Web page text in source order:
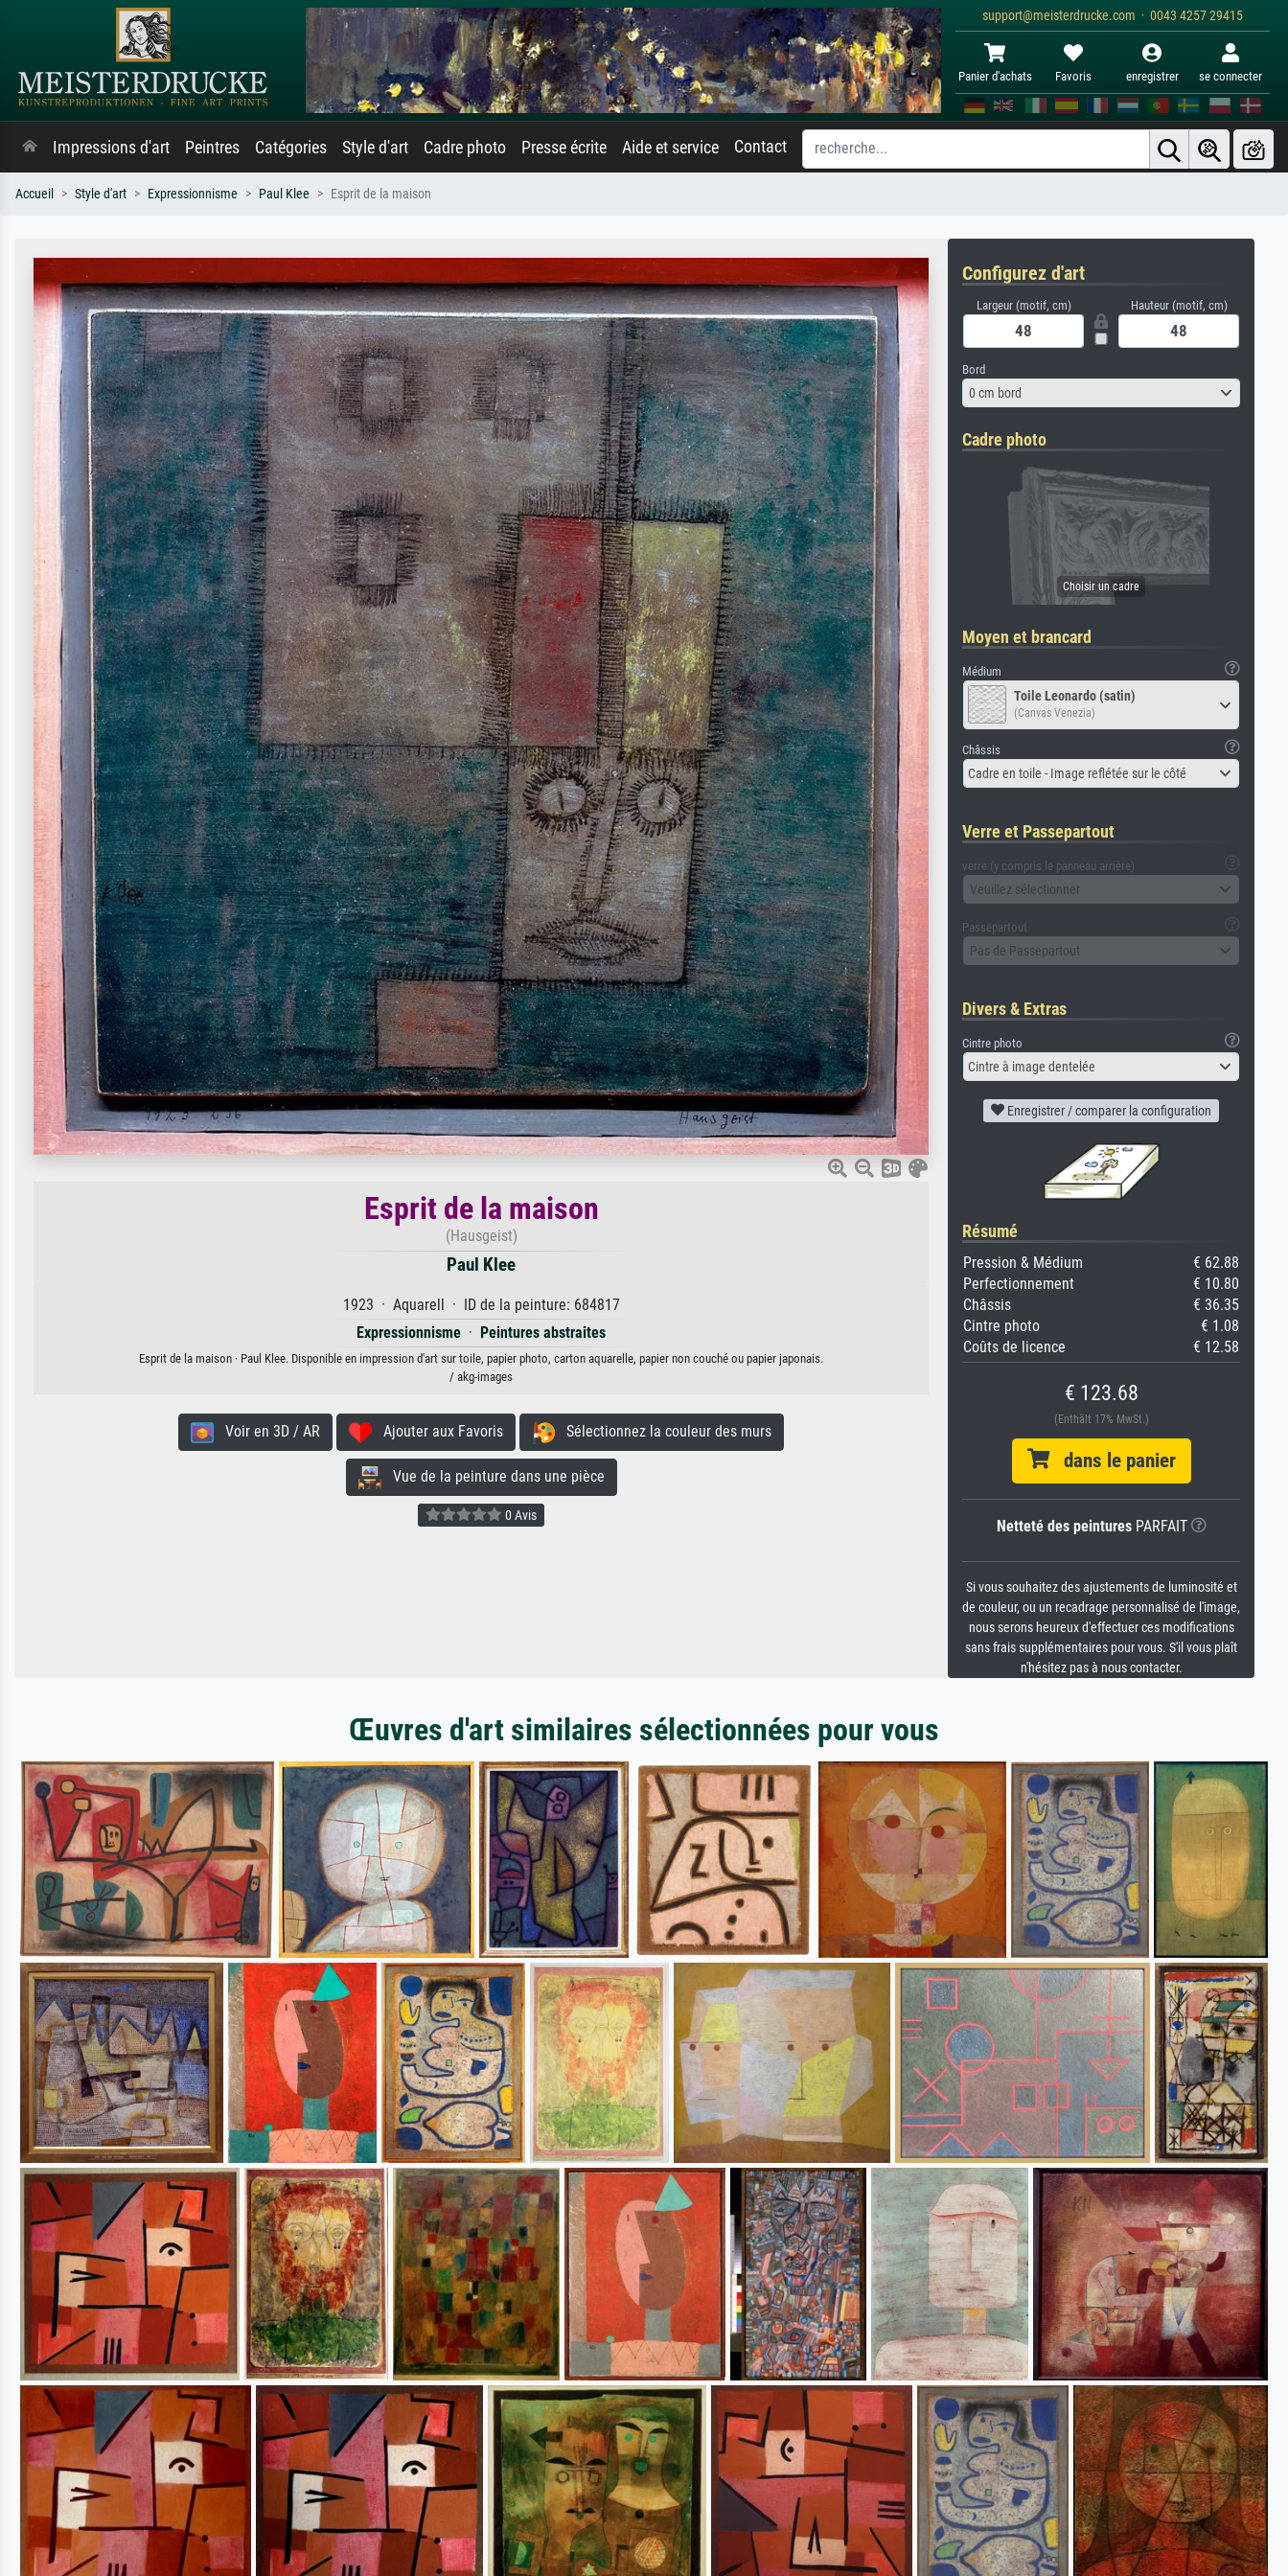
support@meisterdrucke.com · 0043 4257 29415
Panier d'achats Favoris enregistrer se connecter
Impressions d'art Peintres Catégories Style d'art Cadre photo Presse écrite Aide et service Contact
Accueil Style d'art Expressionnisme Paul Klee Esprit de la maison
Esprit de la maison
(Hausgeist)
Paul Klee
1923 · Aquarell · ID de la peinture: 684817
Expressionnisme · Peintures abstraites
Esprit de la maison · Paul Klee. Disponible en impression d'art sur toile, papier photo, carton aquarelle, papier non couché ou papier japonais.
/ akg-images
Voir en 3D / AR Ajouter aux Favoris Sélectionnez la couleur des murs
Vue de la peinture dans une pièce
0 Avis
Configurez d'art
Largeur (motif, cm) Hauteur (motif, cm)
Bord
0 cm bord
Cadre photo
Moyen et brancard
Médium
Toile Leonardo (satin)
(Canvas Venezia)
Châssis
Cadre en toile - Image reflétée sur le côté
Verre et Passepartout
verre (y compris le panneau arrière)
Veuillez sélectionner
Passepartout
Pas de Passepartout
Divers & Extras
Cintre photo
Cintre à image dentelée
Enregistrer / comparer la configuration
Résumé
Pression & Médium
€ 62.88
Perfectionnement
€ 10.80
Châssis
€ 36.35
Cintre photo
€ 1.08
Coûts de licence
€ 12.58
€ 123.68
(Enthält 17% MwSt.)
dans le panier
Netteté des peinturesPARFAIT
Si vous souhaitez des ajustements de luminosité et
de couleur, ou un recadrage personnalisé de l'image,
nous serons heureux d'effectuer ces modifications
sans frais supplémentaires pour vous. S'il vous plaît
n'hésitez pas à nous contacter.
Œuvres d'art similaires sélectionnées pour vous